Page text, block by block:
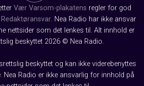
Vær Varsom-plakatens regler for god
Redaktøransvar. Nea Radio har ikke ansvar
nettsider som det lenkes til. Alt innhold er
beskyttet 2026 © Nea Radio.
beskyttet og kan ikke viderebenyttes
Nea Radio er ikke ansvarlig for innhold på